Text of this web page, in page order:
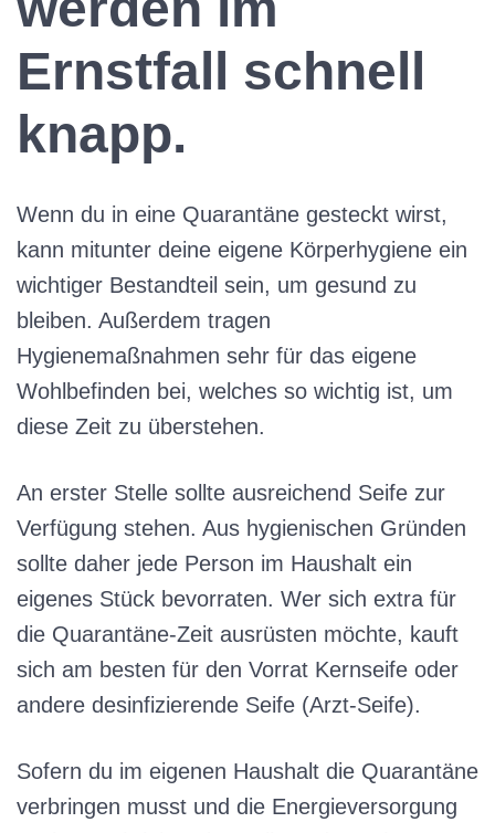
Ernstfall schnell
knapp.
Wenn du in eine Quarantäne gesteckt wirst,
kann mitunter deine eigene Körperhygiene ein
wichtiger Bestandteil sein, um gesund zu
bleiben. Außerdem tragen
Hygienemaßnahmen sehr für das eigene
Wohlbefinden bei, welches so wichtig ist, um
diese Zeit zu überstehen.
An erster Stelle sollte ausreichend Seife zur
Verfügung stehen. Aus hygienischen Gründen
sollte daher jede Person im Haushalt ein
eigenes Stück bevorraten. Wer sich extra für
die Quarantäne-Zeit ausrüsten möchte, kauft
sich am besten für den Vorrat Kernseife oder
andere desinfizierende Seife (Arzt-Seife).
Sofern du im eigenen Haushalt die Quarantäne
verbringen musst und die Energieversorgung